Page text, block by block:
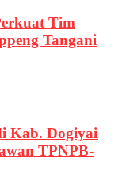
Tim
Tangani
Kab. Dogiyai
TPNPB-